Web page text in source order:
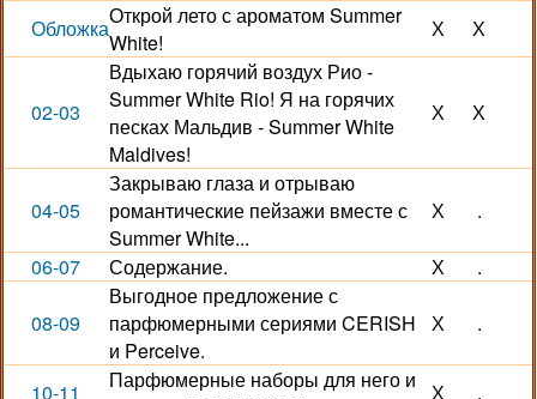
ОбложкаОткрой лето с ароматом Summer
White!
Х Х
02-03
Вдыхаю горячий воздух Рио -
Summer White Rio! Я на горячих
песках Мальдив - Summer White
Maldives!
Х Х
04-05
Закрываю глаза и отрываю
романтические пейзажи вместе с
Summer White...
Х .
06-07 Содержание. Х .
08-09
Выгодное предложение с
парфюмерными сериями CERISH
и Perceive.
Х .
10-11
Парфюмерные наборы для него и
Х .